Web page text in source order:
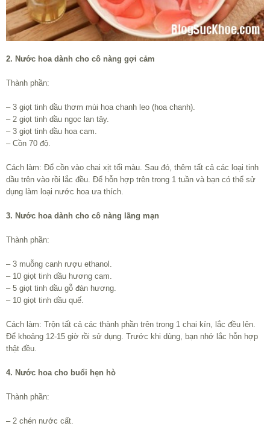
2. Nước hoa dành cho cô nàng gợi cảm
Thành phần:
– 3 giọt tinh dầu thơm mùi hoa chanh leo (hoa chanh).
– 2 giọt tinh dầu ngọc lan tây.
– 3 giọt tinh dầu hoa cam.
– Cồn 70 độ.
Cách làm: Đổ cồn vào chai xịt tối màu. Sau đó, thêm tất cả các loại tinh
dầu trên vào rồi lắc đều. Để hỗn hợp trên trong 1 tuần và bạn có thể sử
dụng làm loại nước hoa ưa thích.
3. Nước hoa dành cho cô nàng lãng mạn
Thành phần:
– 3 muỗng canh rượu ethanol.
– 10 giọt tinh dầu hương cam.
– 5 giọt tinh dầu gỗ đàn hương.
– 10 giọt tinh dầu quế.
Cách làm: Trộn tất cả các thành phần trên trong 1 chai kín, lắc đều lên.
Để khoảng 12-15 giờ rồi sử dụng. Trước khi dùng, bạn nhớ lắc hỗn hợp
thật đều.
4. Nước hoa cho buổi hẹn hò
Thành phần:
– 2 chén nước cất.